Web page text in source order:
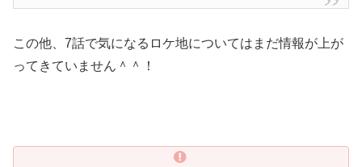
この他、7話で気になるロケ地についてはまだ情報が上が
ってきていません＾＾！